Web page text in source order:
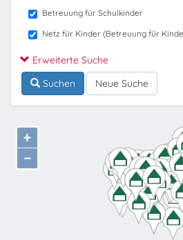
Betreuung für Schulkinder
Netz für Kinder (Betreuung für
Erweiterte Suche
Suchen
Neue Suche
+
−